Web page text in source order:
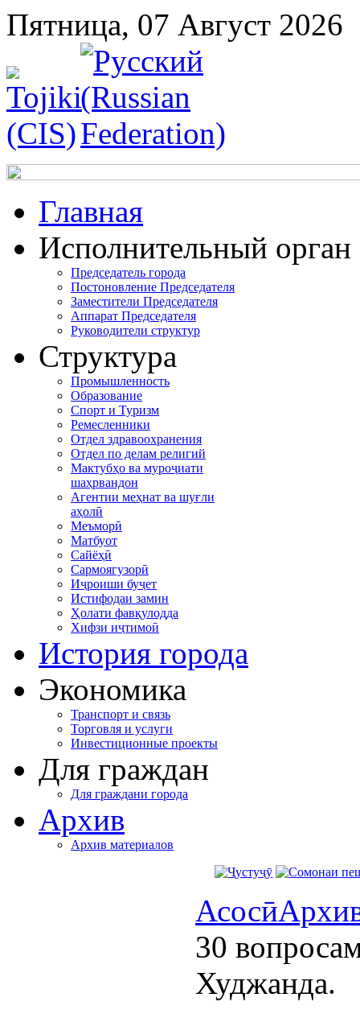
Пятница, 07 Август 2026
Главная
Исполнительный орган
Председатель города
Постоновление Председателя
Заместители Председателя
Аппарат Председателя
Руководители структур
Структура
Промышленность
Образование
Спорт и Туризм
Ремесленники
Отдел здравоохранения
Отдел по делам религий
Мактубҳо ва муроҷиати
шаҳрвандон
Агентии меҳнат ва шуғли
аҳолӣ
Меъморӣ
Матбуот
Сайёҳӣ
Сармоягузорӣ
Иҷроиши буҷет
Истифодаи замин
Ҳолати фавқулодда
Хифзи иҷтимоӣ
История города
Экономика
Транспорт и связь
Торговля и услуги
Инвестиционные проекты
Для граждан
Для граждани города
Архив
Архив материалов
Асосӣ
30
Худжанда.